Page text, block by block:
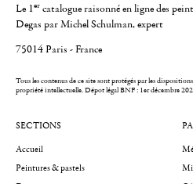
Le 1er catalogue raisonné en ligne des
Degas par Michel Schulman, expert
75014 Paris - France
Tous les contenus de ce site sont protégés par les
propriété intellectuelle.Dépot légal BNF : 1er décembre
SECTIONS
Accueil
Peintures & pastels